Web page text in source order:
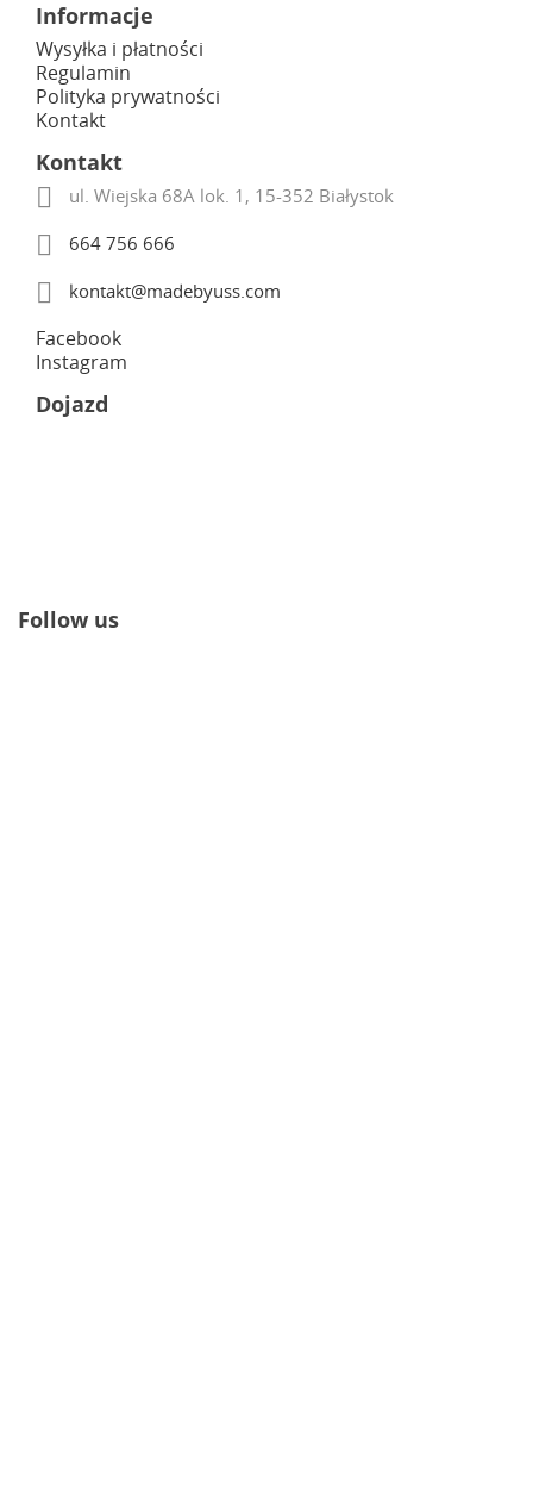
Informacje
Wysyłka i płatności
Regulamin
Polityka prywatności
Kontakt
Kontakt
 ul. Wiejska 68A lok. 1, 15-352 Białystok
 664 756 666
 kontakt@madebyuss.com
Facebook
Instagram
Dojazd
Follow us